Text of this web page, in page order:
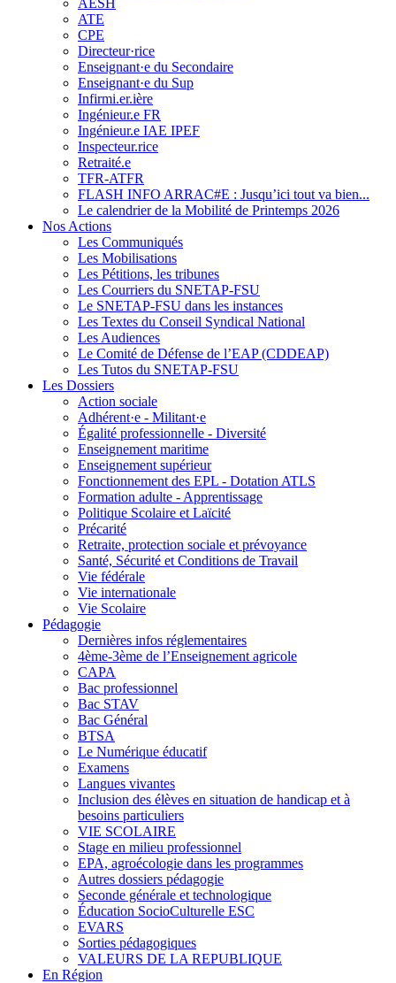
ATE
CPE
Directeur·rice
Enseignant·e du Secondaire
Enseignant·e du Sup
Infirmi.er.ière
Ingénieur.e FR
Ingénieur.e IAE IPEF
Inspecteur.rice
Retraité.e
TFR-ATFR
FLASH INFO ARRAC#E : Jusqu’ici tout va bien...
Le calendrier de la Mobilité de Printemps 2026
Nos Actions
Les Communiqués
Les Mobilisations
Les Pétitions, les tribunes
Les Courriers du SNETAP-FSU
Le SNETAP-FSU dans les instances
Les Textes du Conseil Syndical National
Les Audiences
Le Comité de Défense de l’EAP (CDDEAP)
Les Tutos du SNETAP-FSU
Les Dossiers
Action sociale
Adhérent·e - Militant·e
Égalité professionnelle - Diversité
Enseignement maritime
Enseignement supérieur
Fonctionnement des EPL - Dotation ATLS
Formation adulte - Apprentissage
Politique Scolaire et Laïcité
Précarité
Retraite, protection sociale et prévoyance
Santé, Sécurité et Conditions de Travail
Vie fédérale
Vie internationale
Vie Scolaire
Pédagogie
Dernières infos réglementaires
4ème-3ème de l’Enseignement agricole
CAPA
Bac professionnel
Bac STAV
Bac Général
BTSA
Le Numérique éducatif
Examens
Langues vivantes
Inclusion des élèves en situation de handicap et à
besoins particuliers
VIE SCOLAIRE
Stage en milieu professionnel
EPA, agroécologie dans les programmes
Autres dossiers pédagogie
Seconde générale et technologique
Éducation SocioCulturelle ESC
EVARS
Sorties pédagogiques
VALEURS DE LA REPUBLIQUE
En Région